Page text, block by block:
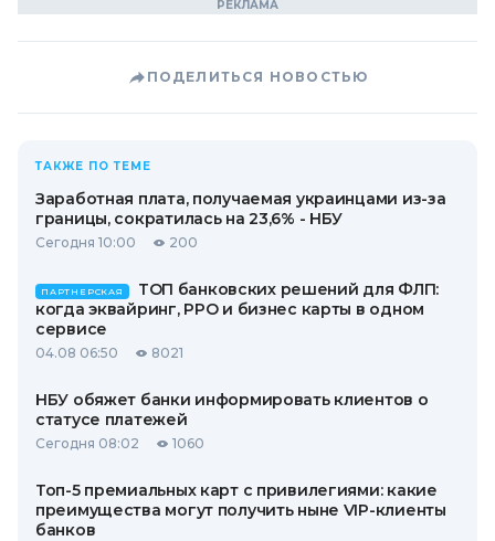
ПОДЕЛИТЬСЯ НОВОСТЬЮ
ТАКЖЕ ПО ТЕМЕ
Заработная плата, получаемая украинцами из-за
границы, сократилась на 23,6% - НБУ
Сегодня 10:00 200
ПАРТНЕРСКАЯ
ТОП банковских решений для ФЛП:
когда эквайринг, РРО и бизнес карты в одном
сервисе
04.08 06:50 8021
НБУ обяжет банки информировать клиентов о
статусе платежей
Сегодня 08:02 1060
Топ-5 премиальных карт с привилегиями: какие
преимущества могут получить ныне VIP-клиенты
банков